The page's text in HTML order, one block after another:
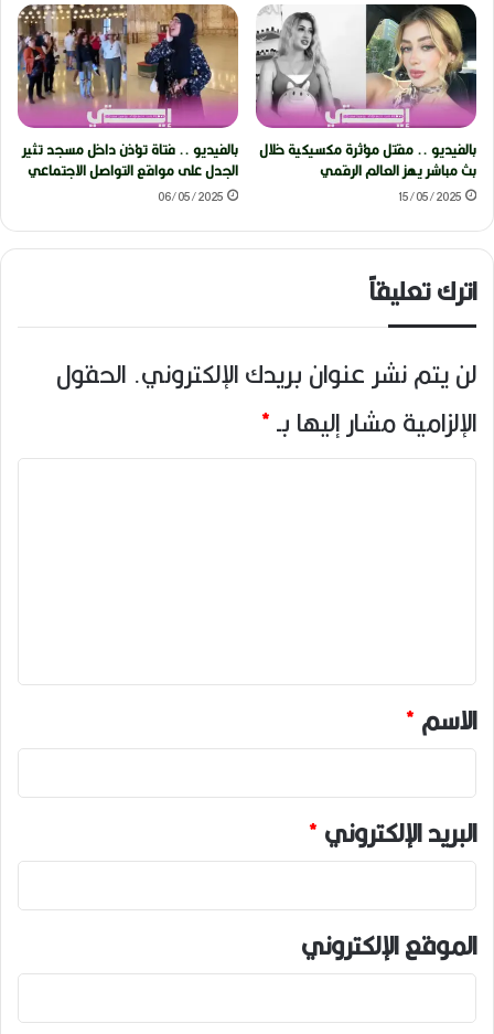
بالفيديو .. مقتل مؤثرة مكسيكية خلال
بث مباشر يهز العالم الرقمي
15/05/2025
بالفيديو .. فتاة تؤذن داخل مسجد تثير
الجدل على مواقع التواصل الاجتماعي
06/05/2025
اترك تعليقاً
لن يتم نشر عنوان بريدك الإلكتروني. الحقول
الإلزامية مشار إليها بـ*
ا
ق
*
الاسم*
البريد الإلكتروني*
الموقع الإلكتروني